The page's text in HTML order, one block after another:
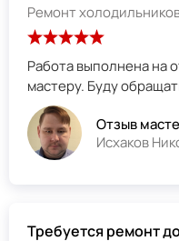
Ремонт
Работа выполнена на
мастеру. Буду
Отзыв
Исхаков
Требуется ремонт